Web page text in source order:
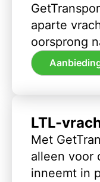
aparte
oorsprong
LTL-
Met
alleen voor
inneemt in